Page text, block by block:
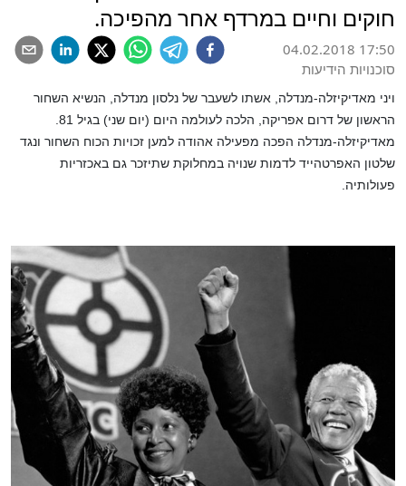
חוקים וחיים במרדף אחר מהפיכה.
04.02.2018 17:50
סוכנויות הידיעות
ויני מאדיקיזלה-מנדלה, אשתו לשעבר של נלסון מנדלה, הנשיא השחור
מאדיקיזלה-מנדלה הפכה מפעילה אהודה למען זכויות הכוח השחור ונגד
שלטון האפרטהייד לדמות שנויה במחלוקת שתיזכר גם באכזריות
פעולותיה.